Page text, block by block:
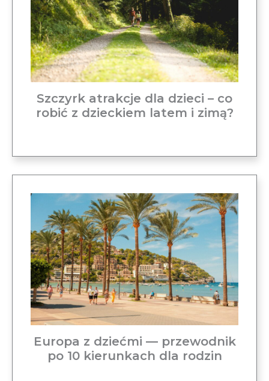
Szczyrk atrakcje dla dzieci – co
robić z dzieckiem latem i zimą?
Europa z dziećmi — przewodnik
po 10 kierunkach dla rodzin